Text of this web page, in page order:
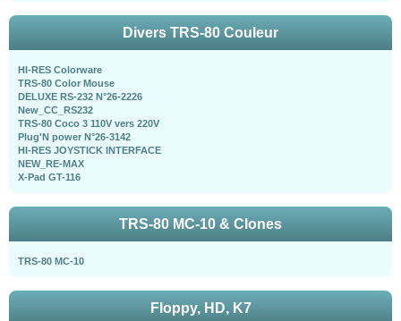
Divers TRS-80 Couleur
HI-RES Colorware
TRS-80 Color Mouse
DELUXE RS-232 N°26-2226
New_CC_RS232
TRS-80 Coco 3 110V vers 220V
Plug'N power N°26-3142
HI-RES JOYSTICK INTERFACE
NEW_RE-MAX
X-Pad GT-116
TRS-80 MC-10 & Clones
TRS-80 MC-10
Floppy, HD, K7